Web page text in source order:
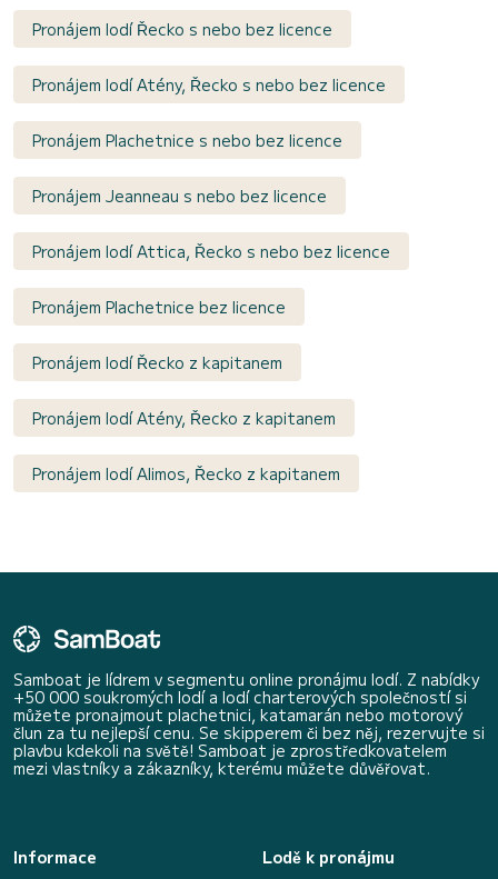
Pronájem lodí Řecko s nebo bez licence
Pronájem lodí Atény, Řecko s nebo bez licence
Pronájem Plachetnice s nebo bez licence
Pronájem Jeanneau s nebo bez licence
Pronájem lodí Attica, Řecko s nebo bez licence
Pronájem Plachetnice bez licence
Pronájem lodí Řecko z kapitanem
Pronájem lodí Atény, Řecko z kapitanem
Pronájem lodí Alimos, Řecko z kapitanem
Samboat je lídrem v segmentu online pronájmu lodí. Z nabídky
+50 000 soukromých lodí a lodí charterových společností si
můžete pronajmout plachetnici, katamarán nebo motorový
člun za tu nejlepší cenu. Se skipperem či bez něj, rezervujte si
plavbu kdekoli na světě! Samboat je zprostředkovatelem
mezi vlastníky a zákazníky, kterému můžete důvěřovat.
Informace
Lodě k pronájmu